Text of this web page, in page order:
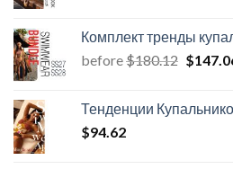
Комплект тренды
before$180.12 $
Тенденции
$94.62